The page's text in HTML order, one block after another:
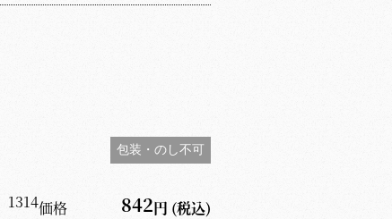
包装・のし不可
1314価格 842円 (税込)